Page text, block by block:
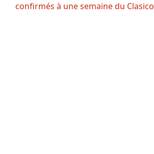
confirmés à une semaine du Clasico